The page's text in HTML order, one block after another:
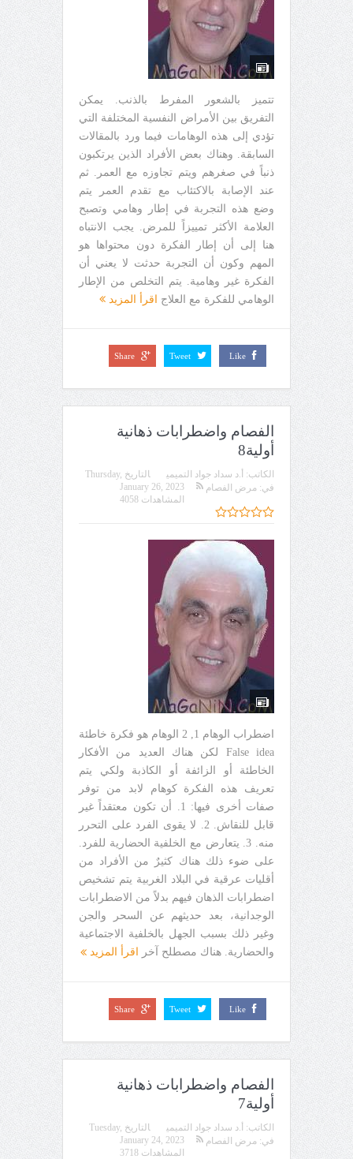
تتميز بالشعور المفرط بالذنب. يمكن
التفريق بين الأمراض النفسية المختلفة التي
تؤدي إلى هذه الوهامات فيما ورد بالمقالات
السابقة. وهناك بعض الأفراد الذين يرتكبون
ذنباً في صغرهم ويتم تجاوزه مع العمر. ثم
عند الإصابة بالاكتئاب مع تقدم العمر يتم
وضع هذه التجربة في إطار وهامي وتصبح
العلامة الأكثر تمييزاً للمرض. يجب الانتباه
هنا إلى أن إطار الفكرة دون محتواها هو
المهم وكون أن التجربة حدثت لا يعني أن
الفكرة غير وهامية. يتم التخلص من الإطار
الوهامي للفكرة مع العلاج
اقرأ المزيد
Like
Tweet
Share
الفصام واضطرابات ذهانية
أولية8
الكاتب: أ.د سداد جواد التميمي التاريخ Thursday,
January 26, 2023
في: مرض الفصام
المشاهدات 4058
اضطراب الوهام 1, 2 الوهام هو فكرة خاطئة
False idea لكن هناك العديد من الأفكار
الخاطئة أو الزائفة أو الكاذبة ولكي يتم
تعريف هذه الفكرة كوهام لابد من توفر
صفات أخرى فيها: 1. أن تكون معتقداً غير
قابل للنقاش. 2. لا يقوى الفرد على التحرر
منه. 3. يتعارض مع الخلفية الحضارية للفرد.
على ضوء ذلك هناك كثيرٌ من الأفراد من
أقليات عرقية في البلاد الغربية يتم تشخيص
اضطرابات الذهان فيهم بدلاً من الاضطرابات
الوجدانية، بعد حديثهم عن السحر والجن
وغير ذلك بسبب الجهل بالخلفية الاجتماعية
والحضارية. هناك مصطلح آخر
اقرأ المزيد
Like
Tweet
Share
الفصام واضطرابات ذهانية
أولية7
الكاتب: أ.د سداد جواد التميمي التاريخ Tuesday,
January 24, 2023
في: مرض الفصام
المشاهدات 3718